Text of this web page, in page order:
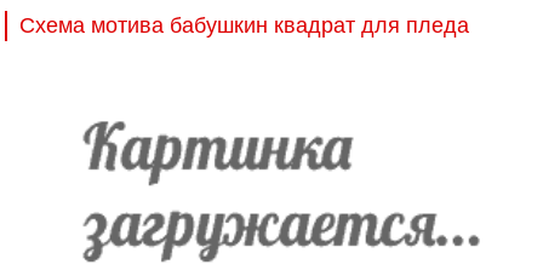
Схема мотива бабушкин квадрат для пледа